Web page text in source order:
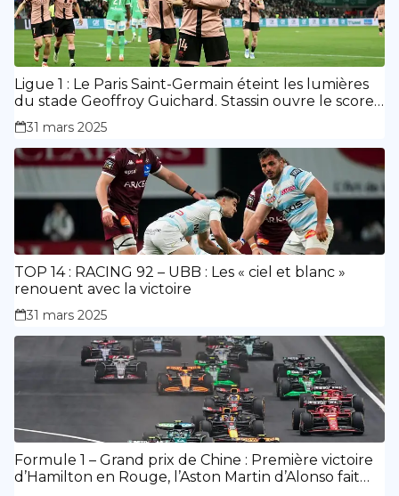
Ligue 1 : Le Paris Saint-Germain éteint les lumières
du stade Geoffroy Guichard. Stassin ouvre le score,
doublé de Doué.
31 mars 2025
TOP 14 : RACING 92 – UBB : Les « ciel et blanc »
renouent avec la victoire
31 mars 2025
Formule 1 – Grand prix de Chine : Première victoire
d’Hamilton en Rouge, l’Aston Martin d’Alonso fait